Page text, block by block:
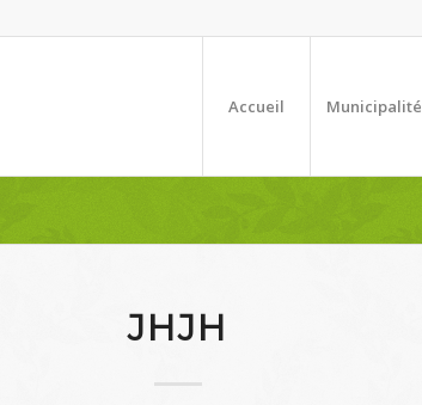
Accueil Municipalité
JHJH